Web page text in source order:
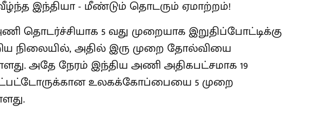
தொடர்ச்சியாக 5 வது முறையாக இறுதிப்போட்டிக்கு
நிலையில், அதில் இரு முறை தோல்வியை
அதே நேரம் இந்திய அணி அதிகபட்சமாக 19
உலகக்கோப்பையை 5 முறை